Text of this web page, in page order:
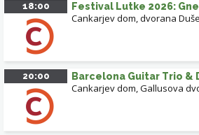
18:00 Festival Lutke 2026:
Cankarjev dom, dvorana
20:00 Barcelona Guitar Trio &
Cankarjev dom, Gallusova